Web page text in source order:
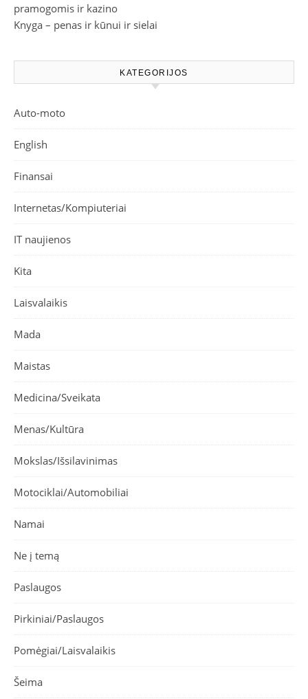
pramogomis ir kazino
Knyga – penas ir kūnui ir sielai
KATEGORIJOS
Auto-moto
English
Finansai
Internetas/Kompiuteriai
IT naujienos
Kita
Laisvalaikis
Mada
Maistas
Medicina/Sveikata
Menas/Kultūra
Mokslas/Išsilavinimas
Motociklai/Automobiliai
Namai
Ne į temą
Paslaugos
Pirkiniai/Paslaugos
Pomėgiai/Laisvalaikis
Šeima